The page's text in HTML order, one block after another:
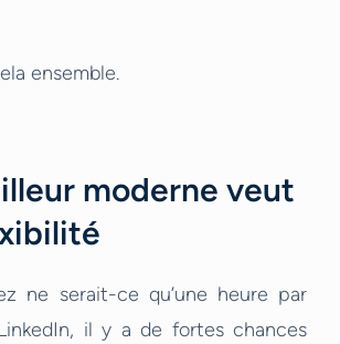
ensemble.
moderne veut
ne serait-ce qu’une heure par
il y a de fortes chances